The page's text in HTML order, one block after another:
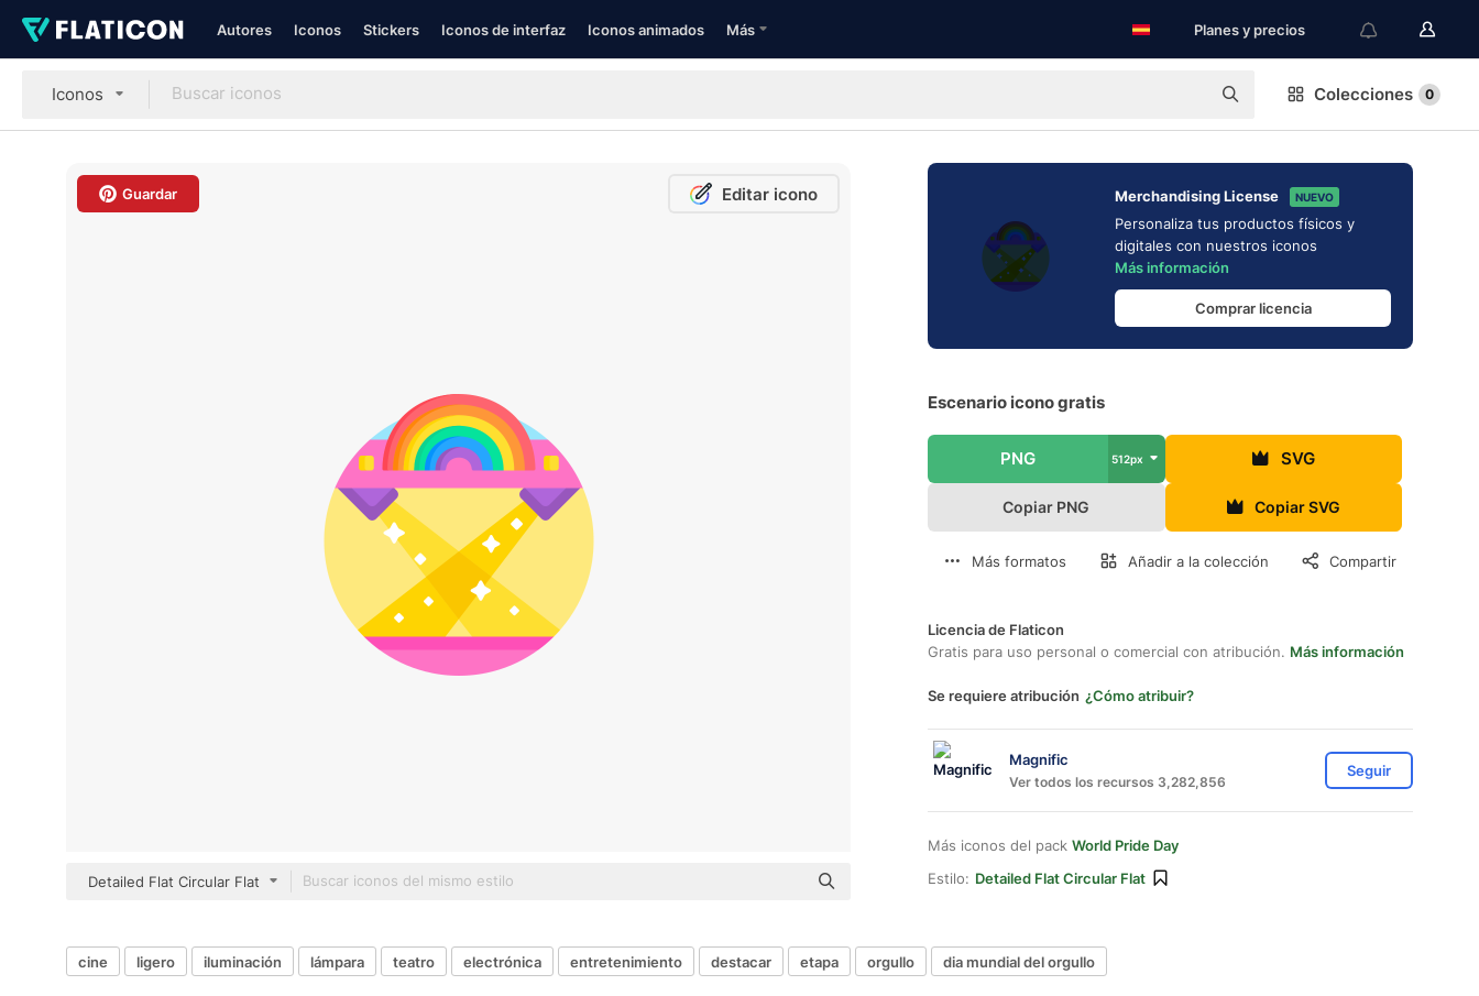
Autores Iconos Stickers Iconos de interfaz Iconos animados Más Planes y precios
Iconos Colecciones 0
Guardar Editar icono
Detailed Flat Circular Flat
Merchandising License NUEVO
Personaliza tus productos físicos y
digitales con nuestros iconos
Más información
Comprar licencia
Escenario icono gratis
PNG 512px SVG
Copiar PNG Copiar SVG
Más formatos Añadir a la colección Compartir
Licencia de Flaticon
Gratis para uso personal o comercial con atribución. Más información
Se requiere atribución ¿Cómo atribuir?
Magnific
Ver todos los recursos 3,282,856
Seguir
Más iconos del pack World Pride Day
Estilo: Detailed Flat Circular Flat
cine ligero iluminación lámpara teatro electrónica entretenimiento destacar etapa orgullo dia mundial del orgullo